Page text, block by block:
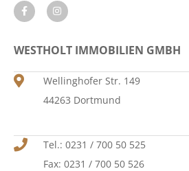
WESTHOLT IMMOBILIEN GMBH
Wellinghofer Str. 149
44263 Dortmund
Tel.: 0231 / 700 50 525
Fax: 0231 / 700 50 526